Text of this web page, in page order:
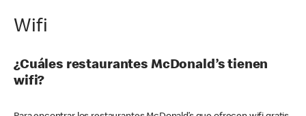
Wifi
¿Cuáles restaurantes McDonald’s tienen
wifi?